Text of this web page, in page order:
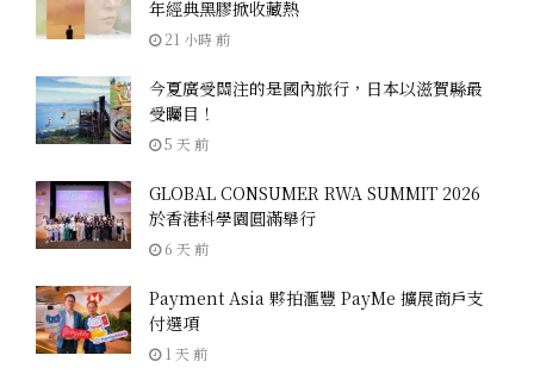
年經典黑膠掀收藏熱
21 小時 前
今夏廣受關注的是國內旅行，日本以滋賀縣最
受矚目！
5 天 前
GLOBAL CONSUMER RWA SUMMIT 2026
於香港科學園圓滿舉行
6 天 前
Payment Asia 夥拍滙豐 PayMe 擴展商戶支
付選項
1 天 前